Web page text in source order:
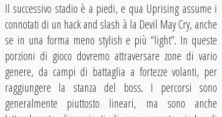
Il successivo stadio è a piedi, e qua Uprising assume i
connotati di un hack and slash à la Devil May Cry, anche
se in una forma meno stylish e più “light”. In queste
porzioni di gioco dovremo attraversare zone di vario
genere, da campi di battaglia a fortezze volanti, per
raggiungere la stanza del boss. I percorsi sono
generalmente piuttosto lineari, ma sono anche